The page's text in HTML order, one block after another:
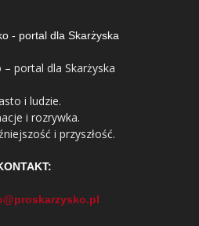
– portal dla Skarżyska
i ludzie.
i rozrywka.
i przyszłość.